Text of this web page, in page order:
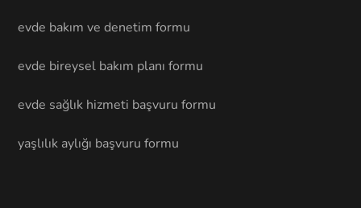
evde bakım ve denetim formu
evde bireysel bakım planı formu
evde sağlık hizmeti başvuru formu
yaşlılık aylığı başvuru formu